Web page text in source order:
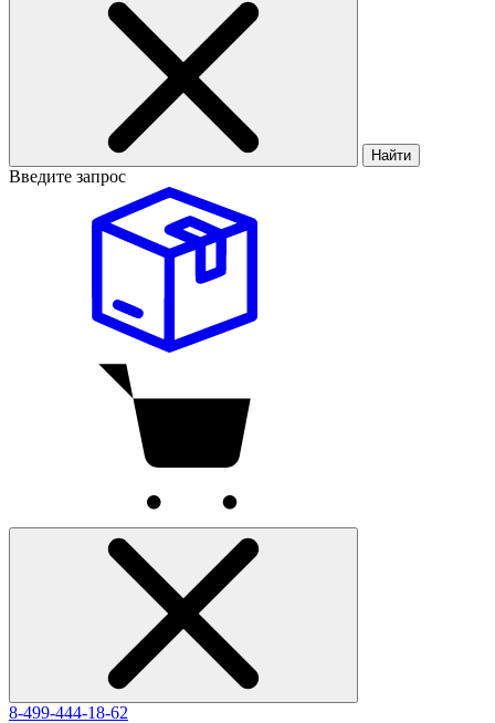
Найти
Введите запрос
8-499-444-18-62